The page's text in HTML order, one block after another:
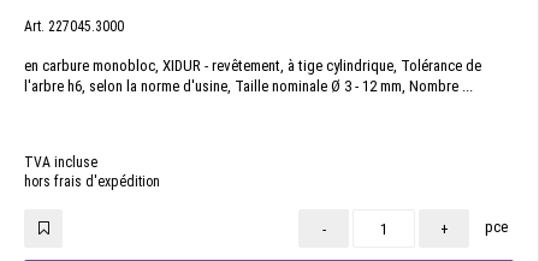
Art. 227045.3000
en carbure monobloc, XIDUR - revêtement, à tige cylindrique, Tolérance de
l'arbre h6, selon la norme d'usine, Taille nominale Ø 3 - 12 mm, Nombre ...
TVA incluse
hors frais d'expédition
- + pce